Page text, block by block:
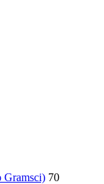
Gramsci) 70